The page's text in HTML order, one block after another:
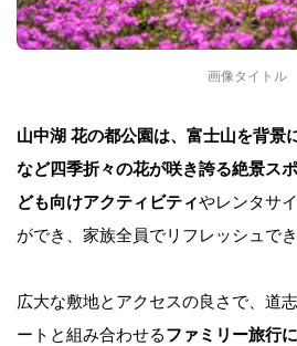
画像タイトル
山中湖 花の都公園は、富士山を背景
など四季折々の花が咲き誇る絶景ス
ども向けアクティビティやレンタサ
ができ、家族全員でリフレッシュでき
広大な敷地とアクセスの良さで、道
ートと組み合わせる ファミリー旅行